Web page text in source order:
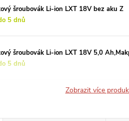
šroubovák Li-ion LXT 18V bez aku Z
5 dnů
šroubovák Li-ion LXT 18V 5,0
5 dnů
Zobrazit více